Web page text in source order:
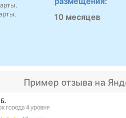
10 месяцев
Пример отзыва на